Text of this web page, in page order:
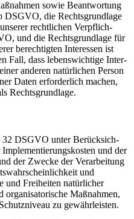
sowie Beant­wortung
die Rechts­grundlage
recht­lichen Verpflich­
und die Rechts­grundlage für
berech­tigten Inter­essen ist
Fall, dass lebens­wichtige Inter­
anderen natür­lichen Person
Daten erfor­derlich machen,
Rechts­grundlage.
32 DSGVO unter Berück­sich­
und der
der Zwecke der Verar­beitung
und
und Freiheiten natür­licher
organi­sa­to­rische Maßnahmen,
zu gewähr­leisten.